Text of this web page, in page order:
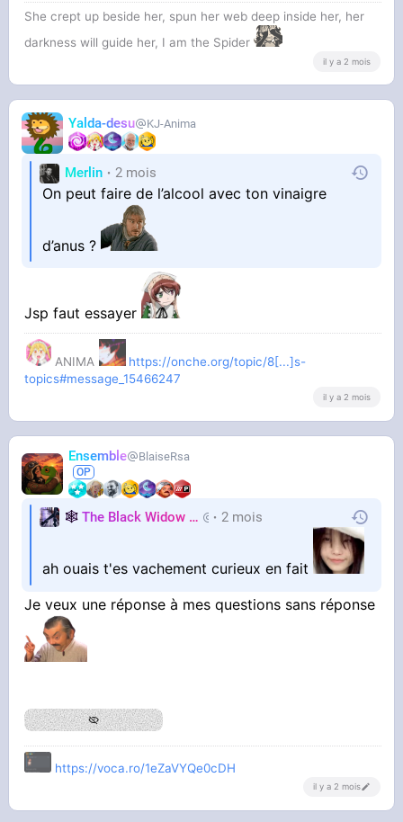
She crept up beside her, spun her web deep inside her, her
darkness will guide her, I am the Spider
il y a 2 mois
Yalda-desu KJ-Anima
Merlin 2 mois
On peut faire de l’alcool avec ton vinaigre
d’anus ?
Jsp faut essayer
ANIMA
https://onche.org/topic/8[...]s-
topics#message_15466247
il y a 2 mois
Ensemble BlaiseRsa
🕸️ The Black Widow 🕷️ Nastasya
2 mois
ah ouais t'es vachement curieux en fait
Je veux une réponse à mes questions sans réponse
https://voca.ro/1eZaVYQe0cDH
il y a 2 mois